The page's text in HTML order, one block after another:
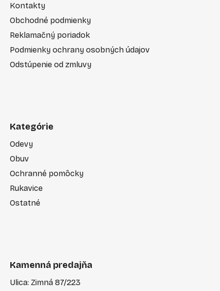
Kontakty
Obchodné podmienky
Reklamačný poriadok
Podmienky ochrany osobných údajov
Odstúpenie od zmluvy
Kategórie
Odevy
Obuv
Ochranné pomôcky
Rukavice
Ostatné
Kamenná predajňa
Ulica: Zimná 87/223